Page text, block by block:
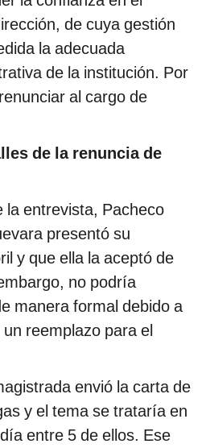
de cuya gestión
la adecuada
de la institución. Por
al cargo de
de la renuncia de
la entrevista, Pacheco
presentó su
y que ella la aceptó de
no podría
manera formal debido a
reemplazo para el
envió la carta de
y el tema se trataría en
entre 5 de ellos. Ese